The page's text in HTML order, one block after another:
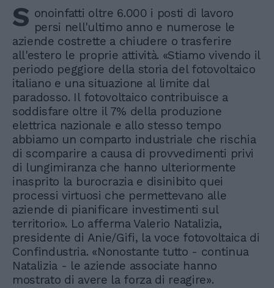
S onoinfatti oltre 6.000 i posti di lavoro
persi nell'ultimo anno e numerose le
aziende costrette a chiudere o trasferire
all'estero le proprie attività. «Stiamo vivendo il
periodo peggiore della storia del fotovoltaico
italiano e una situazione al limite dal
paradosso. Il fotovoltaico contribuisce a
soddisfare oltre il 7% della produzione
elettrica nazionale e allo stesso tempo
abbiamo un comparto industriale che rischia
di scomparire a causa di provvedimenti privi
di lungimiranza che hanno ulteriormente
inasprito la burocrazia e disinibito quei
processi virtuosi che permettevano alle
aziende di pianificare investimenti sul
territorio». Lo afferma Valerio Natalizia,
presidente di Anie/Gifi, la voce fotovoltaica di
Confindustria. «Nonostante tutto - continua
Natalizia - le aziende associate hanno
mostrato di avere la forza di reagire».